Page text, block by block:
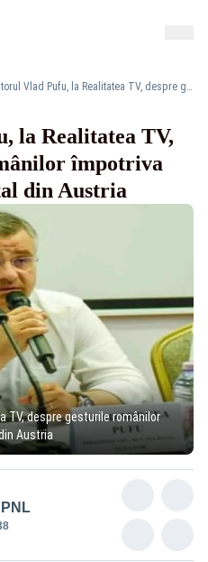
Senatorul Vlad Pufu, la Realitatea TV, despre gesturile românilor împotriva societăților cu capital din Austria
la Realitatea TV,
împotriva
din Austria
TV, despre gesturile românilor
Austria